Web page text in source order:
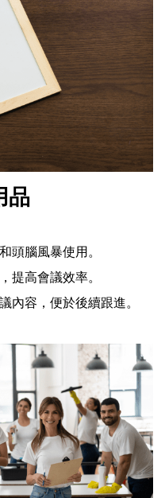
品
頭腦風暴使用。
提高會議效率。
內容，便於後續跟進。